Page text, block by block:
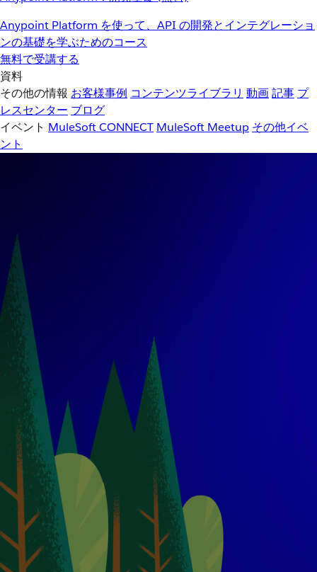
Anypoint Platform を使って、API の開発とインテグレーショ
ンの基礎を学ぶためのコース
無料で受講する
資料
その他の情報 お客様事例 コンテンツライブラリ 動画記事 プ
レスセンター ブログ
イベント MuleSoft CONNECT MuleSoft Meetup その他イベ
ント